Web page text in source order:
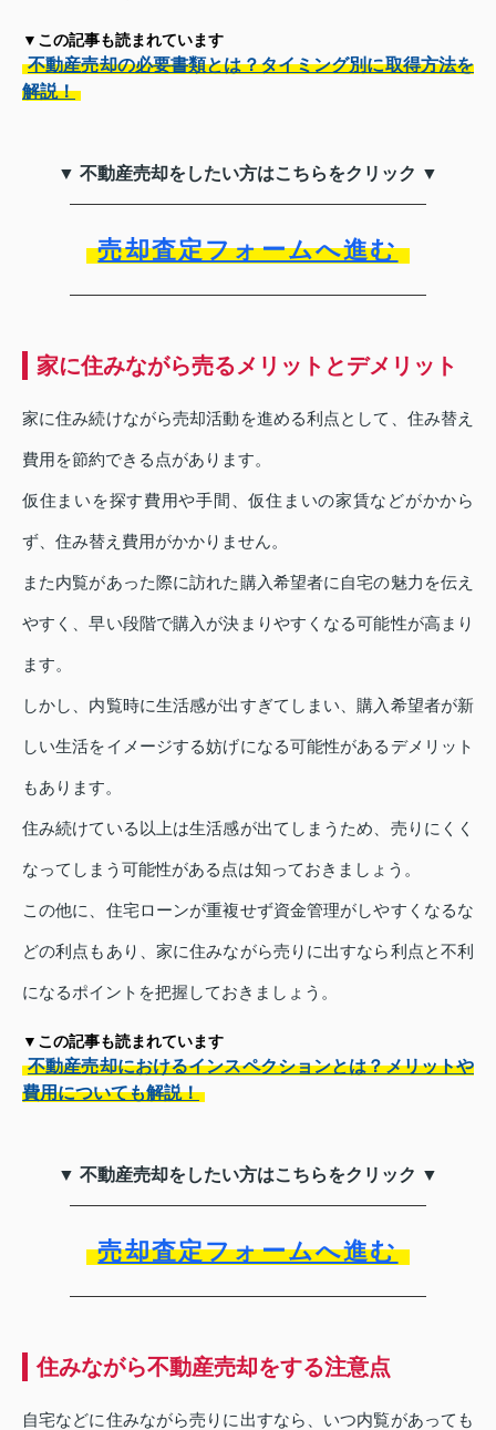
▼この記事も読まれています
不動産売却の必要書類とは？タイミング別に取得方法を
解説！
▼ 不動産売却をしたい方はこちらをクリック ▼
売却査定フォームへ進む
家に住みながら売るメリットとデメリット
家に住み続けながら売却活動を進める利点として、住み替え
費用を節約できる点があります。
仮住まいを探す費用や手間、仮住まいの家賃などがかから
ず、住み替え費用がかかりません。
また内覧があった際に訪れた購入希望者に自宅の魅力を伝え
やすく、早い段階で購入が決まりやすくなる可能性が高まり
ます。
しかし、内覧時に生活感が出すぎてしまい、購入希望者が新
しい生活をイメージする妨げになる可能性があるデメリット
もあります。
住み続けている以上は生活感が出てしまうため、売りにくく
なってしまう可能性がある点は知っておきましょう。
この他に、住宅ローンが重複せず資金管理がしやすくなるな
どの利点もあり、家に住みながら売りに出すなら利点と不利
になるポイントを把握しておきましょう。
▼この記事も読まれています
不動産売却におけるインスペクションとは？メリットや
費用についても解説！
▼ 不動産売却をしたい方はこちらをクリック ▼
売却査定フォームへ進む
住みながら不動産売却をする注意点
自宅などに住みながら売りに出すなら、いつ内覧があっても